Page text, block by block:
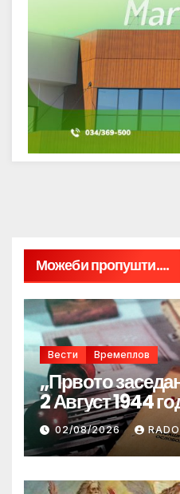
Можеби пропушти....
Вести Времеплов
„Првото
2 Август 1944
02/08/2026